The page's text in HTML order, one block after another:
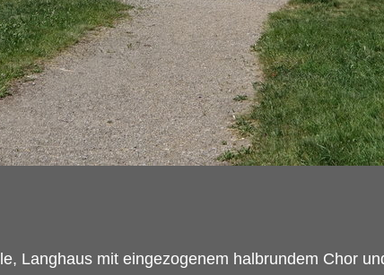
Langhaus mit eingezogenem halbrundem Chor